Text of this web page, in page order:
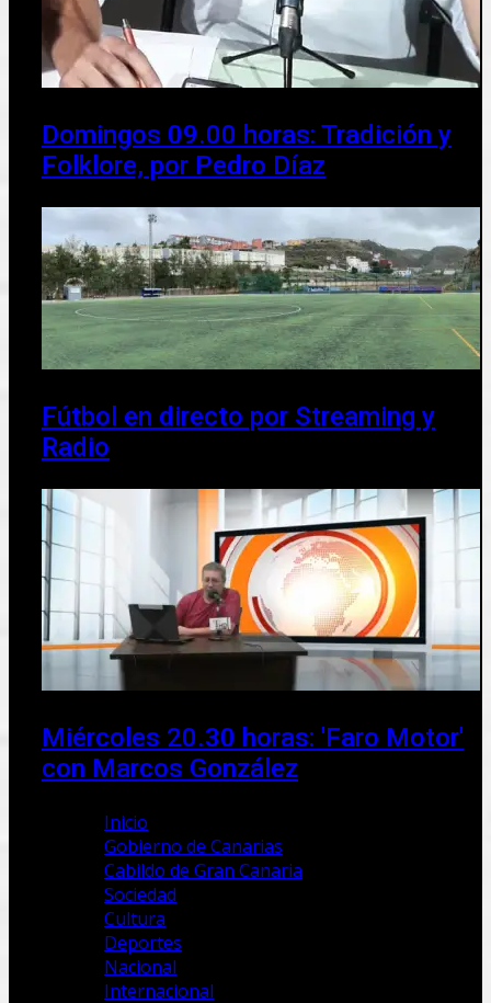
Domingos 09.00 horas: Tradición y
Folklore, por Pedro Díaz
Fútbol en directo por Streaming y
Radio
Miércoles 20.30 horas: 'Faro Motor'
con Marcos González
Inicio
Gobierno de Canarias
Cabildo de Gran Canaria
Sociedad
Cultura
Deportes
Nacional
Internacional